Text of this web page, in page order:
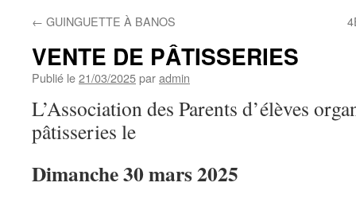
← GUINGUETTE À BANOS
VENTE DE PÂTISSERIES
Publié le21/03/2025paradmin
L’Association des Parents d’élèves
pâtisseries le
Dimanche 30 mars 2025